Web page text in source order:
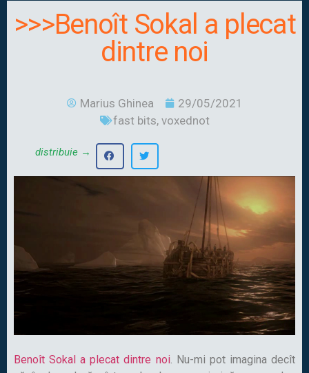
>>>Benoît Sokal a plecat
dintre noi
Marius Ghinea
29/05/2021
fast bits, voxednot
distribuie →
Benoît Sokal a plecat dintre noi. Nu-mi pot imagina decît